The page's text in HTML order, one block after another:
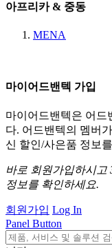
아프리카 & 중동
MENA
마이어드밴텍 가입
마이어드밴텍은 어드
다. 어드밴텍의 멤버
신 할인/사은품 정보
바로 회원가입하시고
정보를 확인하세요.
회원가입 Log In
Panel Button